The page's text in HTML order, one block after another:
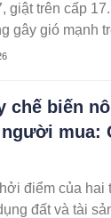
giật trên cấp
gây gió mạnh
chế biến
mua:
điểm của hai
đất và tài